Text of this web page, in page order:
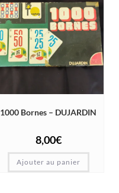
1000 Bornes – DUJARDIN
8,00€
Ajouter au panier